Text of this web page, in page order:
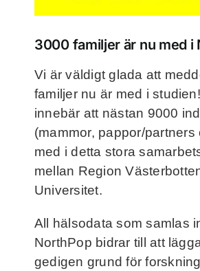
3000 familjer är nu med i
Vi är väldigt glada att
familjer nu är med i
innebär att nästan 9000
(mammor, pappor/partners
med i detta stora
mellan Region
Universitet.
All hälsodata som samlas
NorthPop bidrar till att
gedigen grund för